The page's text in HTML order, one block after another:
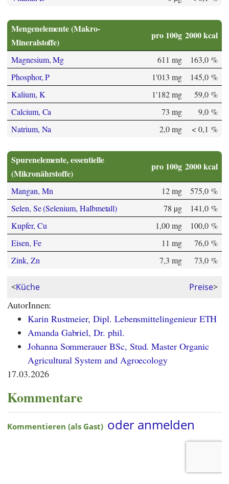
Mengenelemente (Makro-
Mineralstoffe)
pro 100g 2000 kcal
Magnesium, Mg 611 mg
163,0 %
Phosphor, P
1'013 mg
145,0 %
Kalium, K
1'182 mg
59,0 %
Calcium, Ca
73 mg
9,0 %
Natrium, Na
2,0 mg < 0,1 %
Spurenelemente, essentielle
(Mikronährstoffe)
pro 100g 2000 kcal
Mangan, Mn 12 mg
575,0 %
Selen, Se (Selenium, Halbmetall)
78 µg
141,0 %
Kupfer, Cu
1,00 mg
100,0 %
Eisen, Fe
11 mg
76,0 %
Zink, Zn
7,3 mg 73,0 %
<Küche Preise>
AutorInnen:
Karin Rustmeier, Dipl. Lebensmittelingenieur ETH
Amanda Gabriel, Dr. phil.
Johanna Sommerauer BSc, Stud. Master Organic
Agricultural System and Agroecology
17.03.2026
Kommentare